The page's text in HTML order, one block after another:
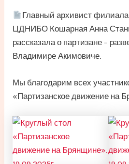
Главный архивист
ЦДНИБО Кошарная Анна
рассказала о партизане –
Владимире Акимовиче.
Мы благодарим всех
«Партизанское движение на